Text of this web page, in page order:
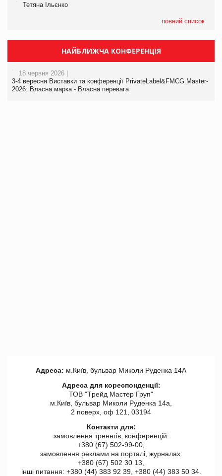
Тетяна Ільєнко
повний список
НАЙБЛИЖЧА КОНФЕРЕНЦІЯ
18 червня 2026 |
3-4 вересня Виставки та конференції PrivateLabel&FMCG Master-
2026: Власна марка - Власна перевага
Адреса: м.Київ, бульвар Миколи Руденка 14А
Адреса для кореспонденції:
ТОВ "Tрейд Мастер Груп"
м.Київ, бульвар Миколи Руденка 14а,
2 поверх, оф 121, 03194
Контакти для:
замовлення треннгів, конференцій:
+380 (67) 502-99-00,
замовлення реклами на порталі, журналах:
+380 (67) 502 30 13,
інші питання: +380 (44) 383 92 39, +380 (44) 383 50 34.